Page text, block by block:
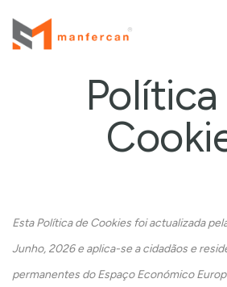
Esta Política de Cookies foi actualizada
Junho, 2026 e aplica-se a cidadãos e
permanentes do Espaço Económico